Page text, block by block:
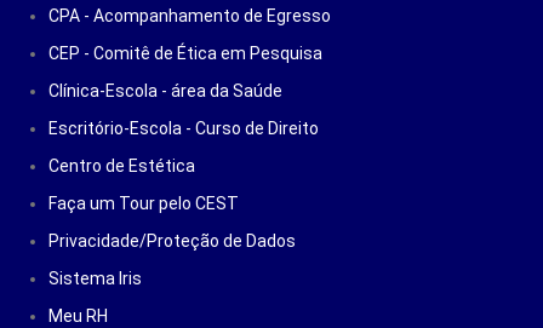
CPA - Acompanhamento de Egresso
CEP - Comitê de Ética em Pesquisa
Clínica-Escola - área da Saúde
Escritório-Escola - Curso de Direito
Centro de Estética
Faça um Tour pelo CEST
Privacidade/Proteção de Dados
Sistema Iris
Meu RH